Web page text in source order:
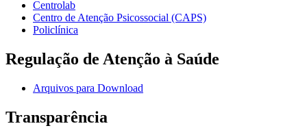
Centrolab
Centro de Atenção Psicossocial (CAPS)
Policlínica
Regulação de Atenção à Saúde
Arquivos para Download
Transparência